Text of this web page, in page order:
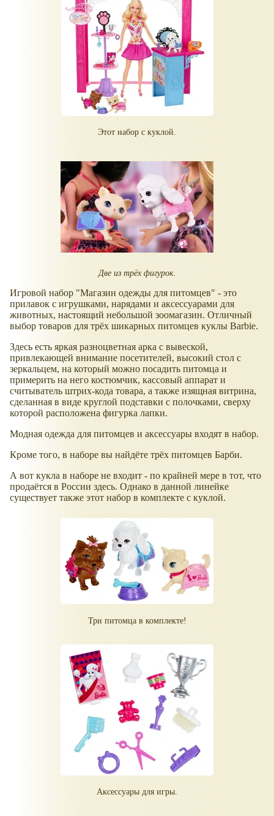
Этот набор с куклой.
Две из трёх фигурок.
Игровой набор "Магазин одежды для питомцев" - это
прилавок с игрушками, нарядами и аксессуарами для
животных, настоящий небольшой зоомагазин. Отличный
выбор товаров для трёх шикарных питомцев куклы Barbie.
Здесь есть яркая разноцветная арка с вывеской,
привлекающей внимание посетителей, высокий стол с
зеркальцем, на который можно посадить питомца и
примерить на него костюмчик, кассовый аппарат и
считыватель штрих-кода товара, а также изящная витрина,
сделанная в виде круглой подставки с полочками, сверху
которой расположена фигурка лапки.
Модная одежда для питомцев и аксессуары входят в набор.
Кроме того, в наборе вы найдёте трёх питомцев Барби.
А вот кукла в наборе не входит - по крайней мере в тот, что
продаётся в России здесь. Однако в данной линейке
существует также этот набор в комплекте с куклой.
Три питомца в комплекте!
Аксессуары для игры.